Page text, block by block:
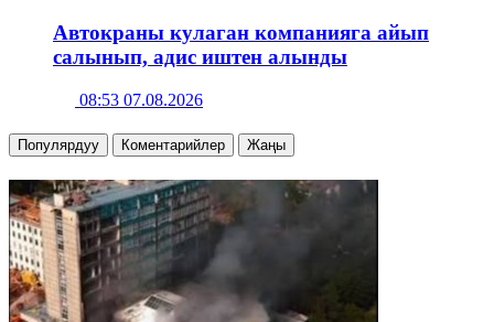
Автокраны кулаган компанияга айып
салынып, адис иштен алынды
08:53 07.08.2026
Популярдуу Коментарийлер Жаңы